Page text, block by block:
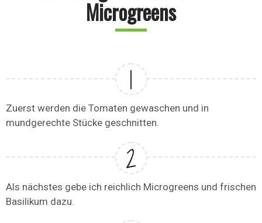
Microgreens
Zuerst werden die Tomaten gewaschen und in
mundgerechte Stücke geschnitten.
Als nächstes gebe ich reichlich Microgreens und frischen
Basilikum dazu.